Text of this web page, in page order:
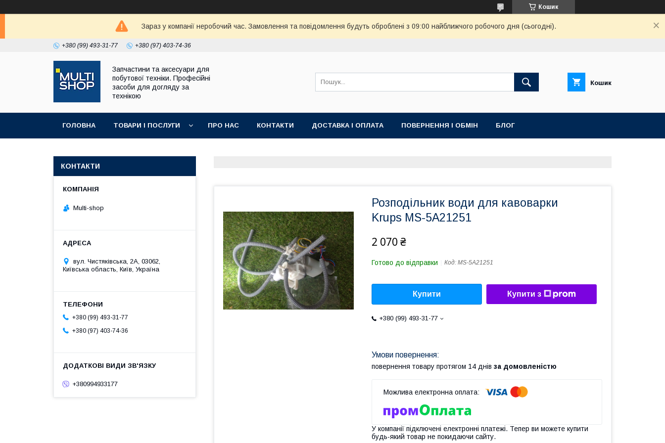
Кошик
Зараз у компанії неробочий час. Замовлення та повідомлення будуть оброблені з 09:00 найближчого робочого дня (сьогодні).
+380 (99) 493-31-77 +380 (97) 403-74-36
Запчастини та аксесуари для
побутової техніки. Професійні
засоби для догляду за
технікою
Кошик
ГОЛОВНА ТОВАРИ І ПОСЛУГИ ПРО НАС КОНТАКТИ ДОСТАВКА І ОПЛАТА ПОВЕРНЕННЯ І ОБМІН БЛОГ
Розподільник води для кавоварки
Krups MS-5A21251
2 070 ₴
Готово до відправки Код: MS-5A21251
Купити Купити з
+380 (99) 493-31-77
повернення товару протягом 14 днів за домовленістю
У компанії підключені електронні платежі. Тепер ви можете купити
будь-який товар не покидаючи сайту.
КОНТАКТИ
Multi-shop
вул. Чистяківська, 2А, 03062,
Київська область, Київ, Україна
+380 (99) 493-31-77
+380 (97) 403-74-36
+380994933177